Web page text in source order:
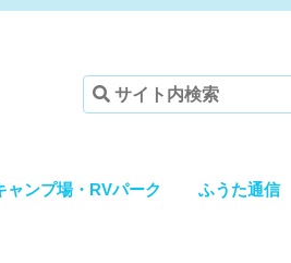
ャンプ場・RVパーク ふうた通信